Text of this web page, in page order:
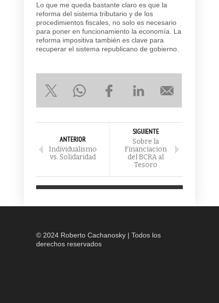
Lo que me queda bastante claro es que la
reforma del sistema tributario y de los
procedimientos fiscales, no solo es necesario
para poner en funcionamiento la economía. La
reforma impositiva también es clave para
recuperar el sistema republicano de gobierno.
ANTERIOR
Individualismo
vs. Solidaridad
SIGUIENTE
Sobre la
Financiacion
del BCRA al
Tesoro
© 2024 Roberto Cachanosky | Todos los
derechos reservados